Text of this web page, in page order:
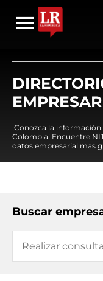
¡Conozca la
Colombia! Encuentre
datos empresarial mas
Buscar